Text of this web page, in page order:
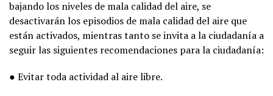
bajando los niveles de mala calidad del aire, se
desactivarán los episodios de mala calidad del aire que
están activados, mientras tanto se invita a la ciudadanía a
seguir las siguientes recomendaciones para la ciudadanía:
● Evitar toda actividad al aire libre.